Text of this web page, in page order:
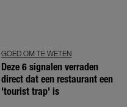
GOED OM TE WETEN
Deze 6 signalen verraden
direct dat een restaurant een
'tourist trap' is